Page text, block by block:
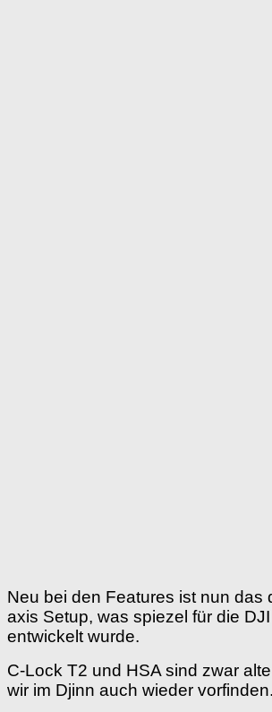
Neu bei den Features ist nun das
axis Setup, was spiezel für die
entwickelt wurde.
C-Lock T2 und HSA sind zwar
wir im Djinn auch wieder vorfinden.